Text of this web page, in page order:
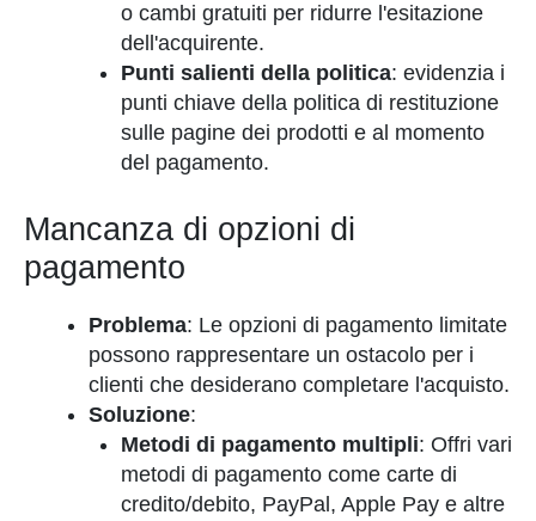
o cambi gratuiti per ridurre l'esitazione
dell'acquirente.
Punti salienti della politica: evidenzia i
punti chiave della politica di restituzione
sulle pagine dei prodotti e al momento
del pagamento.
Mancanza di opzioni di
pagamento
Problema: Le opzioni di pagamento limitate
possono rappresentare un ostacolo per i
clienti che desiderano completare l'acquisto.
Soluzione:
Metodi di pagamento multipli: Offri vari
metodi di pagamento come carte di
credito/debito, PayPal, Apple Pay e altre